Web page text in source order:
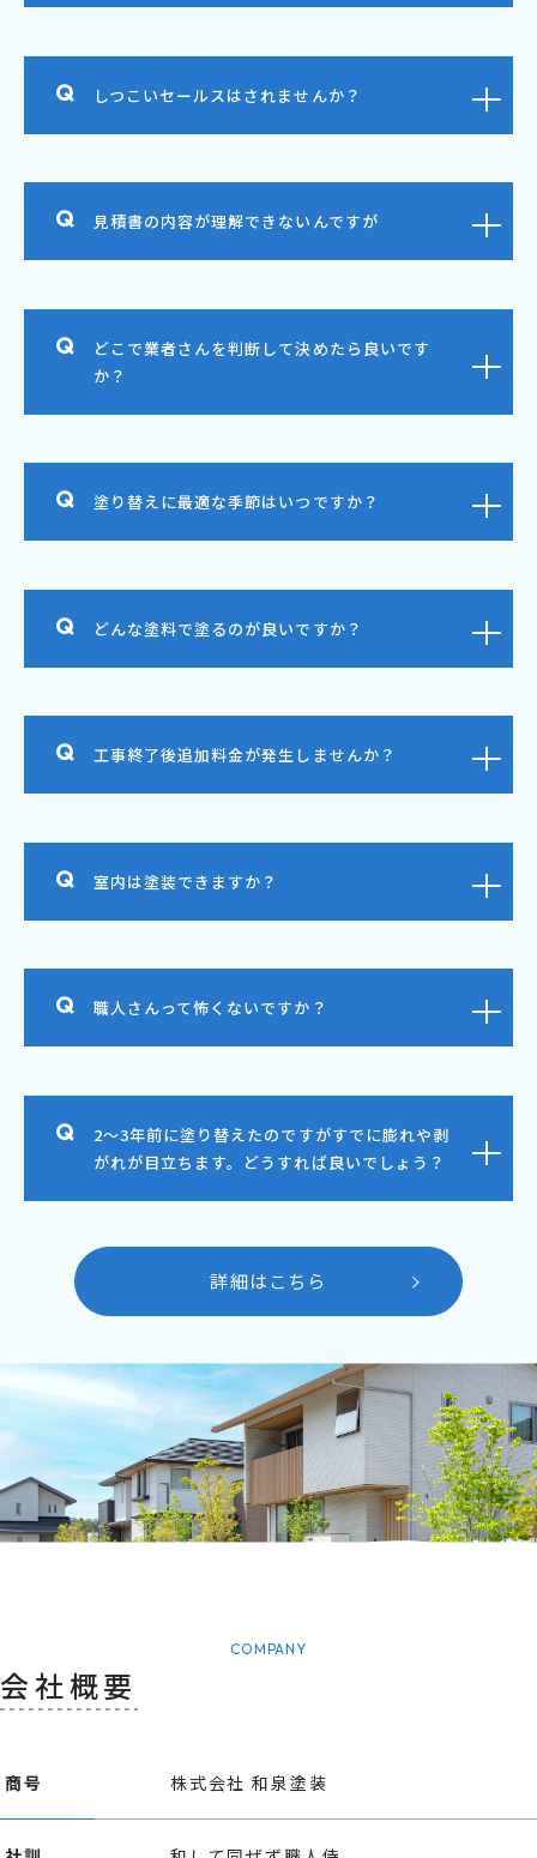
しつこいセールスはされませんか？
見積書の内容が理解できないんですが
どこで業者さんを判断して決めたら良いです
か？
塗り替えに最適な季節はいつですか？
どんな塗料で塗るのが良いですか？
工事終了後追加料金が発生しませんか？
室内は塗装できますか？
職人さんって怖くないですか？
2～3年前に塗り替えたのですがすでに膨れや剥
がれが目立ちます。どうすれば良いでしょう？
詳細はこちら
COMPANY
会社概要
商号 株式会社 和泉塗装